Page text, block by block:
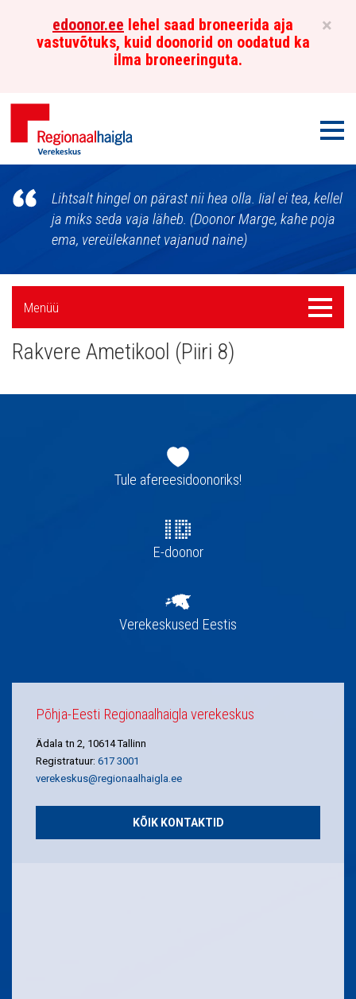
×
edoonor.ee lehel saad broneerida aja
vastuvõtuks, kuid doonorid on oodatud ka
ilma broneeringuta.
Põhja-
Eesti
Regionaalhaigla
Verekeskus
Lihtsalt hingel on pärast nii hea olla. Iial ei tea, kellel
ja miks seda vaja läheb. (Doonor Marge, kahe poja
ema, vereülekannet vajanud naine)
Külgpaani
navigatsioon
Menüü
Menüü
Rakvere Ametikool (Piiri 8)
navigatsioonTule afereesidoonoriks!
E-doonor
Verekeskused Eestis
Põhja-Eesti Regionaalhaigla verekeskus
Ädala tn 2, 10614 Tallinn
Registratuur: 617 3001
verekeskus@regionaalhaigla.ee
KÕIK KONTAKTID